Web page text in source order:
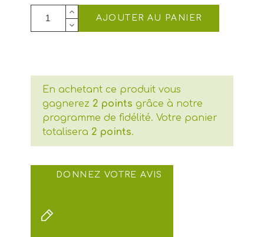
AJOUTER AU PANIER
En achetant ce produit vous
gagnerez 2 points grâce à notre
programme de fidélité. Votre panier
totalisera 2 points.
DONNEZ VOTRE AVIS